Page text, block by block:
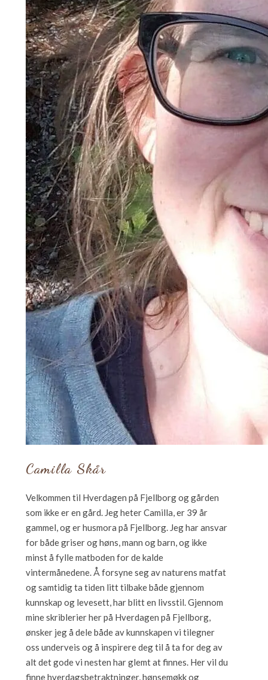
Camilla Skår
Velkommen til Hverdagen på Fjellborg og gården
som ikke er en gård. Jeg heter Camilla, er 39 år
gammel, og er husmora på Fjellborg. Jeg har ansvar
for både griser og høns, mann og barn, og ikke
minst å fylle matboden for de kalde
vintermånedene. Å forsyne seg av naturens matfat
og samtidig ta tiden litt tilbake både gjennom
kunnskap og levesett, har blitt en livsstil. Gjennom
mine skriblerier her på Hverdagen på Fjellborg,
ønsker jeg å dele både av kunnskapen vi tilegner
oss underveis og å inspirere deg til å ta for deg av
alt det gode vi nesten har glemt at finnes. Her vil du
finne hverdagsbetraktninger, hønsemøkk og